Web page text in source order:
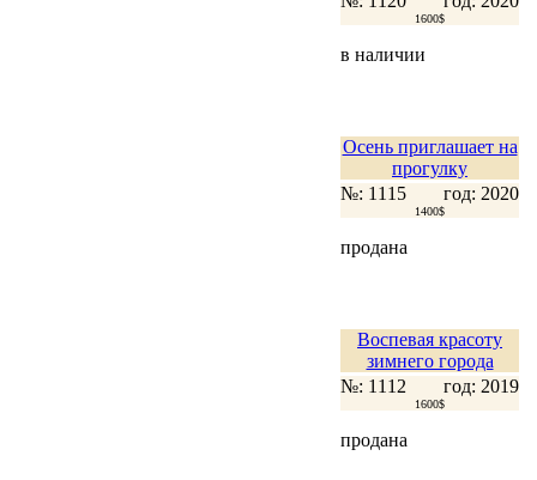
1600$
в наличии
Осень приглашает на
прогулку
№: 1115
год: 2020
1400$
продана
Воспевая красоту
зимнего города
№: 1112
год: 2019
1600$
продана